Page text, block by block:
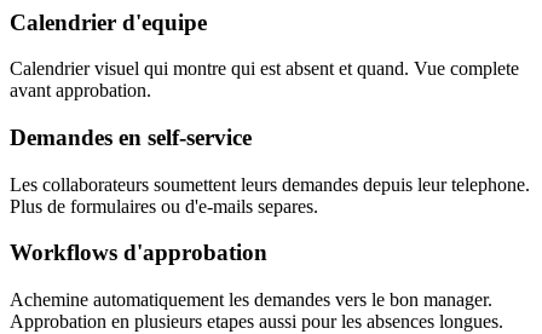
Calendrier d'equipe
Calendrier visuel qui montre qui est absent et quand. Vue complete
avant approbation.
Demandes en self-service
Les collaborateurs soumettent leurs demandes depuis leur telephone.
Plus de formulaires ou d'e-mails separes.
Workflows d'approbation
Achemine automatiquement les demandes vers le bon manager.
Approbation en plusieurs etapes aussi pour les absences longues.